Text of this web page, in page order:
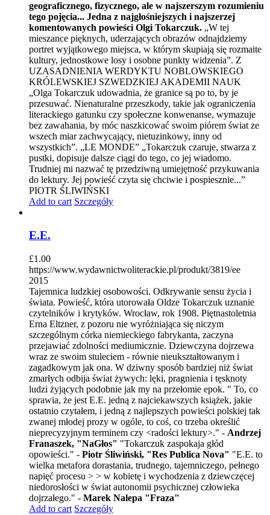
geograficznego, fizycznego, ale w najszerszym rozumieniu
tego pojęcia... Jedna z najgłośniejszych i najszerzej
komentowanych powieści Olgi Tokarczuk. „W tej
mieszance pięknych, uderzających obrazów odnajdziemy
portret wyjątkowego miejsca, w którym skupiają się rozmaite
kultury, jednostkowe losy i osobne punkty widzenia”. Z
UZASADNIENIA WERDYKTU NOBLOWSKIEGO
KRÓLEWSKIEJ SZWEDZKIEJ AKADEMII NAUK
„Olga Tokarczuk udowadnia, że granice są po to, by je
przesuwać. Nienaturalne przeszkody, takie jak ograniczenia
literackiego gatunku czy społeczne konwenanse, wymazuje
bez zawahania, by móc naszkicować swoim piórem świat ze
wszech miar zachwycający, nietuzinkowy, inny od
wszystkich”. „LE MONDE” „Tokarczuk czaruje, stwarza z
pustki, dopisuje dalsze ciągi do tego, co jej wiadomo.
Trudniej mi nazwać tę przedziwną umiejętność przykuwania
do lektury. Jej powieść czyta się chciwie i pospiesznie...”
PIOTR ŚLIWIŃSKI
Add to cart Szczegóły
E.E.
£1.00
https://www.wydawnictwoliterackie.pl/produkt/3819/ee
2015
Tajemnica ludzkiej osobowości. Odkrywanie sensu życia i
świata. Powieść, która utorowała Oldze Tokarczuk uznanie
czytelników i krytyków. Wrocław, rok 1908. Piętnastoletnia
Erna Eltzner, z pozoru nie wyróżniająca się niczym
szczególnym córka niemieckiego fabrykanta, zaczyna
przejawiać zdolności mediumicznie. Dziewczyna dojrzewa
wraz ze swoim stuleciem - równie nieukształtowanym i
zagadkowym jak ona. W dziwny sposób bardziej niż świat
zmarłych odbija świat żywych: lęki, pragnienia i tęsknoty
ludzi żyjących podobnie jak my na przełomie epok. " To, co
sprawia, że jest E.E. jedną z najciekawszych książek, jakie
ostatnio czytałem, i jedną z najlepszych powieści polskiej tak
zwanej młodej prozy w ogóle, to coś, co trzeba określić
nieprecyzyjnym terminem czy <radości lektury>." - Andrzej
Franaszek, "NaGłos" "Tokarczuk zaspokaja głód
opowieści." - Piotr Śliwiński, "Res Publica Nova" "E.E. to
wielka metafora dorastania, trudnego, tajemniczego, pełnego
napięć procesu > > w kobietę i wychodzenia z dziewczęcej
niedorosłości w świat autonomii psychicznej człowieka
dojrzałego." - Marek Nalepa "Fraza"
Add to cart Szczegóły